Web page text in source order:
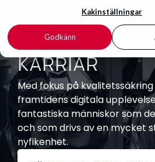
Kakinställningar
Godkänn
KARRIÄR
Med fokus på
framtidens digitala
fantastiska människor som
och som drivs av en mycket
nyfikenhet.